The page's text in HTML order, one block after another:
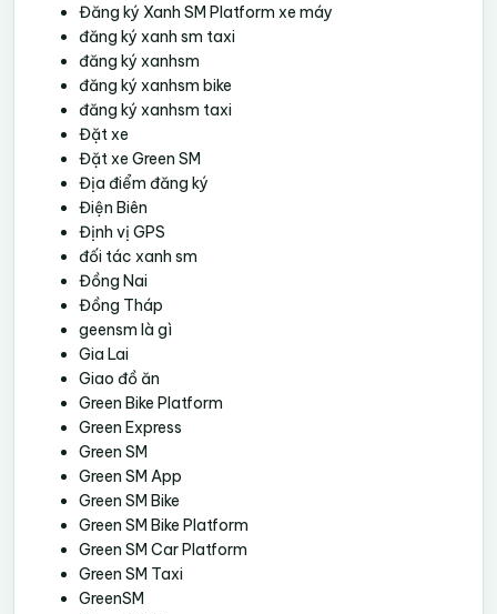
Đăng ký Xanh SM Platform xe máy
đăng ký xanh sm taxi
đăng ký xanhsm
đăng ký xanhsm bike
đăng ký xanhsm taxi
Đặt xe
Đặt xe Green SM
Địa điểm đăng ký
Điện Biên
Định vị GPS
đối tác xanh sm
Đồng Nai
Đồng Tháp
geensm là gì
Gia Lai
Giao đồ ăn
Green Bike Platform
Green Express
Green SM
Green SM App
Green SM Bike
Green SM Bike Platform
Green SM Car Platform
Green SM Taxi
GreenSM